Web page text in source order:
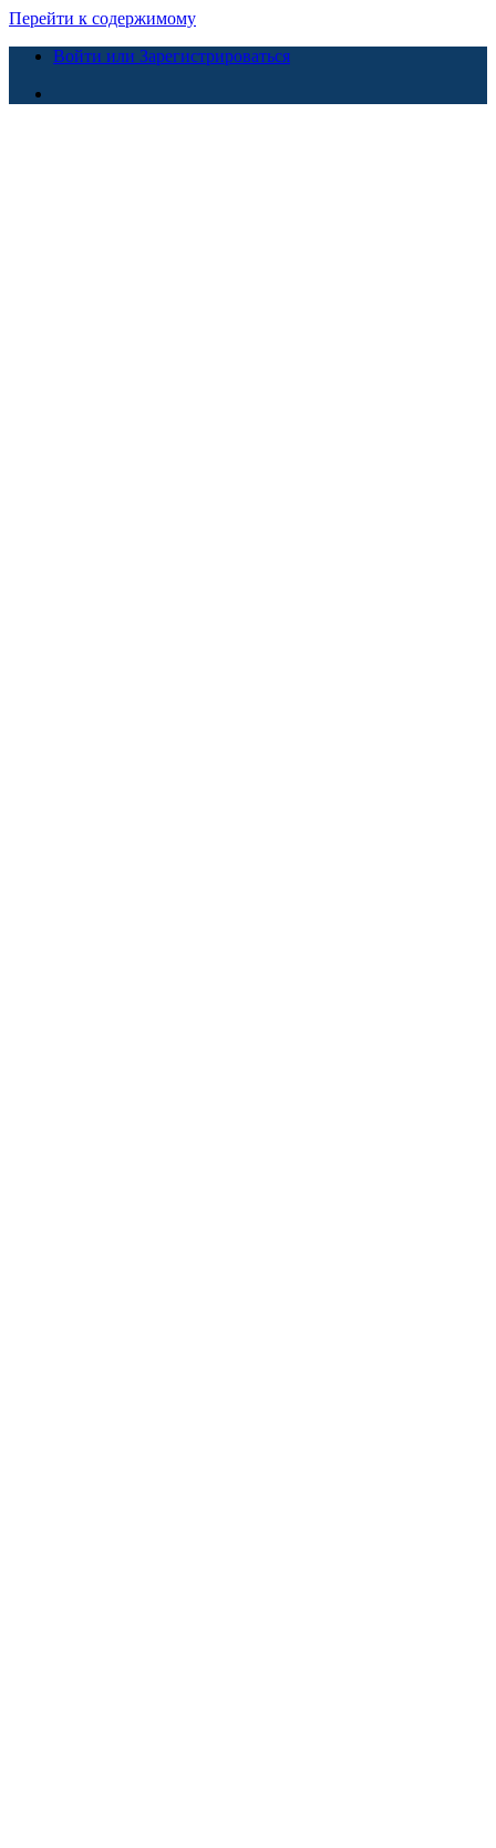
Перейти к содержимому
Войти или Зарегистрироваться